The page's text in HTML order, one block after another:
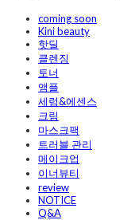
coming soon
Kini beauty
핫딜
클렌징
토너
앰플
세럼&에센스
크림
마스크팩
트러블 관리
메이크업
이너뷰티
review
NOTICE
Q&A